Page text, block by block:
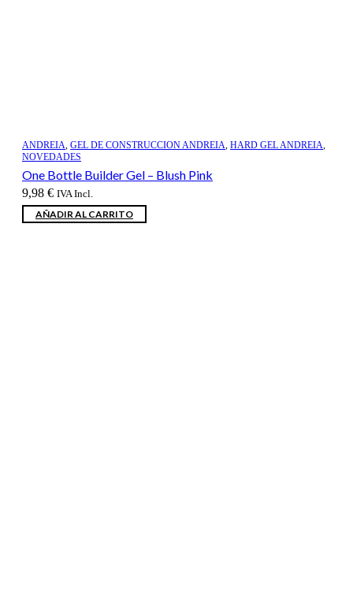
ANDREIA, GEL DE CONSTRUCCION ANDREIA, HARD GEL ANDREIA,
NOVEDADES
One Bottle Builder Gel – Blush Pink
9,98 € IVA Incl.
AÑADIR AL CARRITO